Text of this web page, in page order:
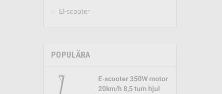
El-scooter
POPULÄRA
E-scooter 350W motor
20km/h 8,5 tum hjul